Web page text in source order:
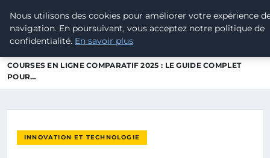
LEAD REVOLUTION
COURSES EN LIGNE COMPARATIF 2025 : LE GUIDE COMPLET
POUR…
INNOVATION ET TECHNOLOGIE
Nous utilisons des cookies pour améliorer votre expérience
navigation. En poursuivant, vous acceptez notre politique de
confidentialité. En savoir plus